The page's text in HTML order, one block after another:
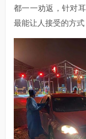
都一一劝返，针对
最能让人接受的方式